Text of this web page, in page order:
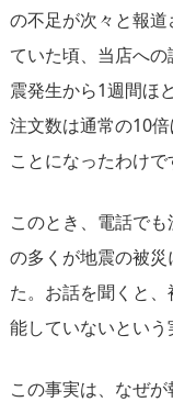
の不足が次々と報
ていた頃、当店へ
震発生から1週間ほ
注文数は通常の10
ことになったわけで
このとき、電話で
の多くが地震の被
た。お話を聞くと
能していないという
この事実は、なぜ